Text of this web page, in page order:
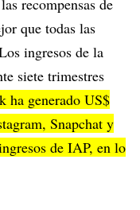
recompensas de
que todas las
ingresos de la
siete trimestres
ha generado US$
Snapchat y
de IAP, en lo